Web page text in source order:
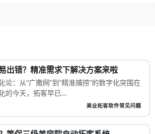
出错？精准需求下解决方案来啦
论：从“广撒网”到“精准捕捞”的数字化突围在
的今天，拓客早已...
美业拓客软件常见问题